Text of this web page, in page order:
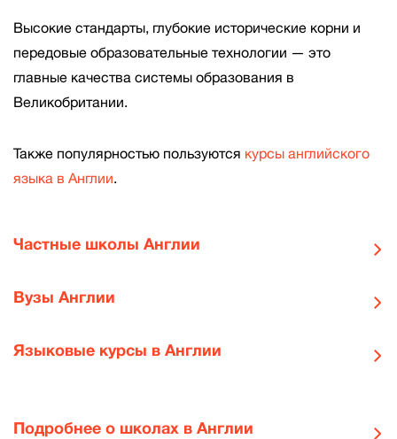
Высокие стандарты, глубокие исторические корни и
передовые образовательные технологии — это
главные качества системы образования в
Великобритании.
Также популярностью пользуются курсы английского
языка в Англии.
Частные школы Англии
Вузы Англии
Языковые курсы в Англии
Подробнее о школах в Англии